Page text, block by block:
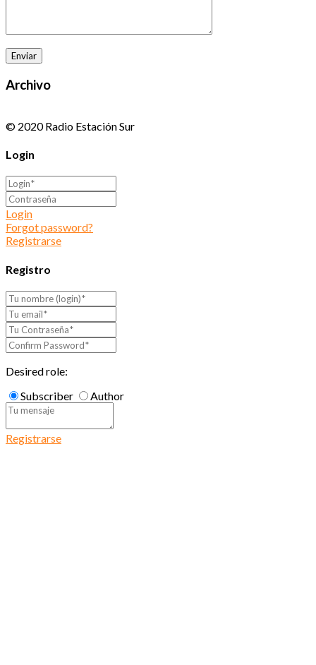
Archivo
© 2020 Radio Estación Sur
Login
Login
Forgot password?
Registrarse
Registro
Desired role:
Subscriber
Author
Registrarse